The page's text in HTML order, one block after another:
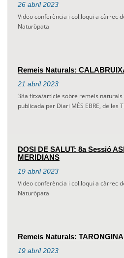
26 abril 2023
Video conferència i col.loqui a càrrec
Naturòpata
Remeis Naturals:
21 abril 2023
38a fitxa/article sobre remeis
publicada per Diari MÉS EBRE, de les
DOSI DE SALUT: 8a Sessió
MERIDIANS
19 abril 2023
Video conferència i col.loqui a càrrec
Naturòpata
Remeis Naturals: TARONGINA
19 abril 2023